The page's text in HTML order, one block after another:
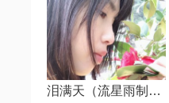
泪满天（流星雨制作）